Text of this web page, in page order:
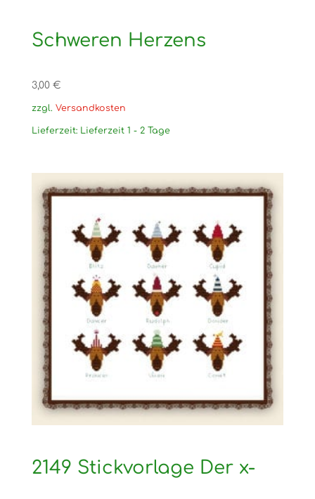
Schweren Herzens
3,00 €
zzgl. Versandkosten
Lieferzeit: Lieferzeit 1 - 2 Tage
2149 Stickvorlage Der x-